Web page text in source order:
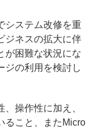
システム改修を重
ジネスの拡大に伴
が困難な状況にな
ジの利用を検討し
操作性に加え、
ること、またMicro